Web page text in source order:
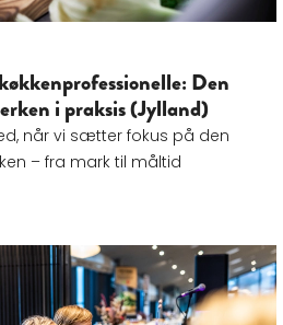
Den
i praksis (Jylland)
når vi sætter fokus på den
– fra mark til måltid
i